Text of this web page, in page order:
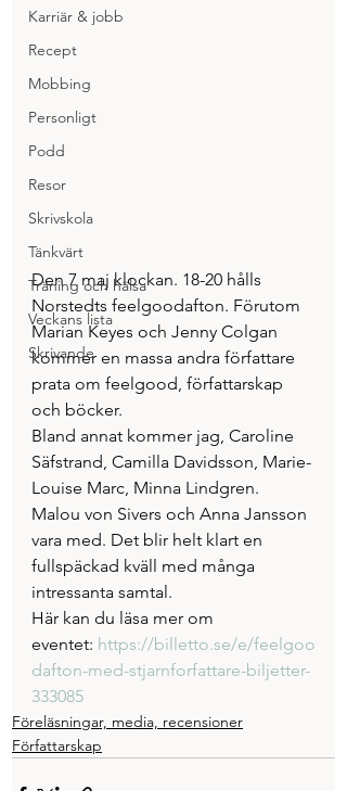
Karriär & jobb
Recept
Mobbing
Personligt
Podd
Resor
Skrivskola
Tänkvärt
Träning och hälsa
Veckans lista
Skrivande
Den 7 maj klockan. 18-20 hålls
Norstedts feelgoodafton. Förutom
Marian Keyes och Jenny Colgan
kommer en massa andra författare
prata om feelgood, författarskap
och böcker.
Bland annat kommer jag, Caroline
Säfstrand, Camilla Davidsson, Marie-
Louise Marc, Minna Lindgren.
Malou von Sivers och Anna Jansson
vara med. Det blir helt klart en
fullspäckad kväll med många
intressanta samtal.
Här kan du läsa mer om
eventet: https://billetto.se/e/feelgoo
dafton-med-stjarnforfattare-biljetter-
333085
Föreläsningar, media, recensioner
Författarskap